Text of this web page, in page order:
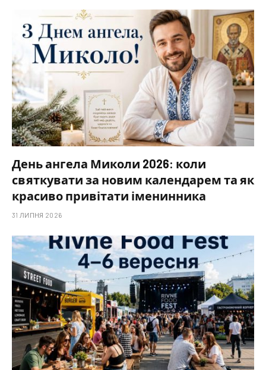
День ангела Миколи 2026: коли
святкувати за новим календарем та як
красиво привітати іменинника
31 ЛИПНЯ 2026